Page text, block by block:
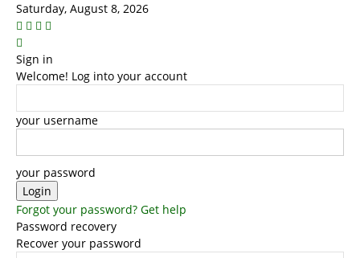
Saturday, August 8, 2026
Sign in
Welcome! Log into your account
your username
your password
Forgot your password? Get help
Password recovery
Recover your password